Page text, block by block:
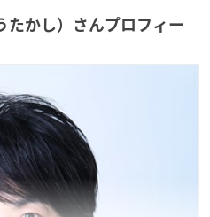
たかし）さんプロフィー